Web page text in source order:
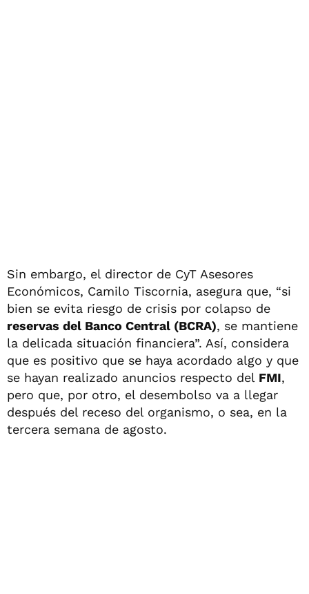
Sin embargo, el director de CyT Asesores
Económicos, Camilo Tiscornia, asegura que, “si
bien se evita riesgo de crisis por colapso de
reservas del Banco Central (BCRA), se mantiene
la delicada situación financiera”. Así, considera
que es positivo que se haya acordado algo y que
se hayan realizado anuncios respecto del FMI,
pero que, por otro, el desembolso va a llegar
después del receso del organismo, o sea, en la
tercera semana de agosto.